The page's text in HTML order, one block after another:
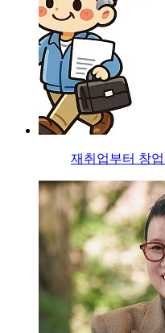
재취업부터 창